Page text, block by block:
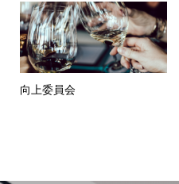
向上委員会